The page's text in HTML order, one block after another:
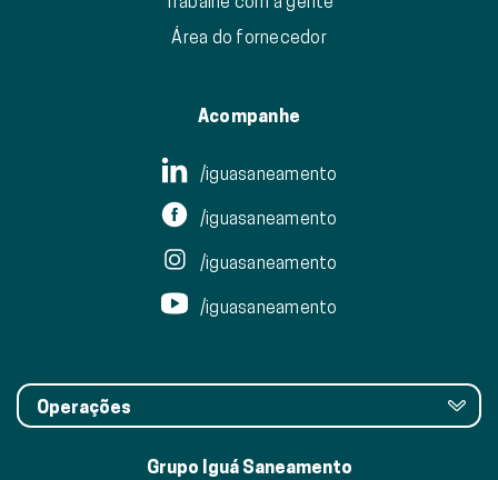
Área do fornecedor
Acompanhe
/iguasaneamento
/iguasaneamento
/iguasaneamento
/iguasaneamento
Operações
Grupo Iguá Saneamento